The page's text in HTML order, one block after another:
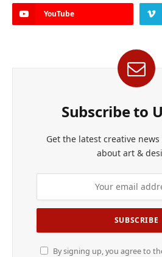
YouTube
Subscribe to
Get the latest creative
about art &
By signing up, you agree to